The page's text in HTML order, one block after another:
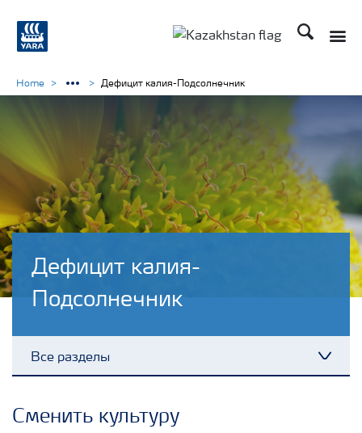
Поиск
Дефицит калия-
Подсолнечник
Все разделы
Home Дефицит калия-Подсолнечник
Сменить культуру